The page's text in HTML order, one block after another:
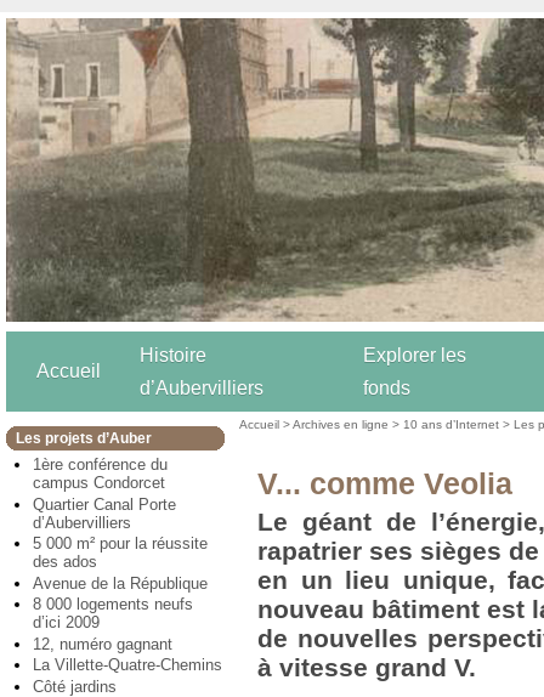
Accueil
Histoire
d’Aubervilliers
Explorer les
fonds
Les projets d’Auber
1ère conférence du
campus Condorcet
Quartier Canal Porte
d’Aubervilliers
5 000 m² pour la réussite
des ados
Avenue de la République
8 000 logements neufs
d’ici 2009
12, numéro gagnant
La Villette-Quatre-Chemins
Côté jardins
Accueil >Archives en ligne > 10 ans d’Internet >Les
V... comme Veolia
Le géant de
rapatrier ses sièges
en un lieu unique,
nouveau bâtiment est
de nouvelles
à vitesse grand V.